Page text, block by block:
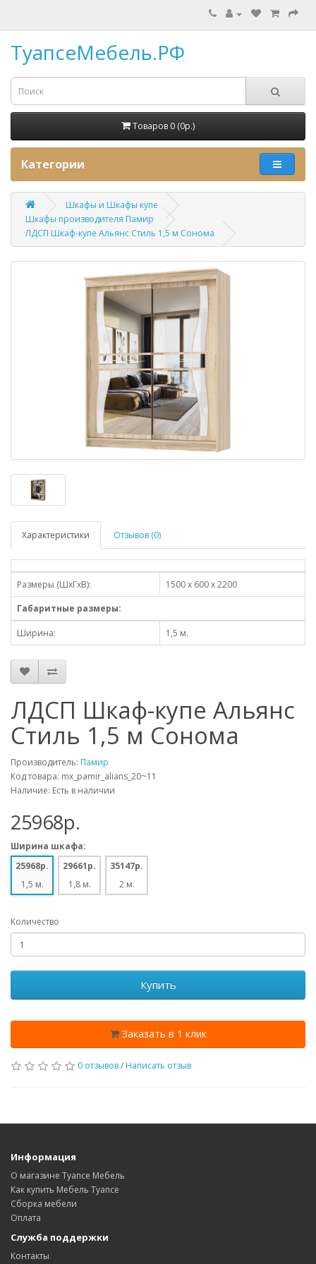
ТуапсеМебель.РФ
Товаров 0 (0p.)
Категории
Шкафы и Шкафы купе
Шкафы производителя Памир
ЛДСП Шкаф-купе Альянс Стиль 1,5 м Сонома
Характеристики Отзывов (0)
Размеры (ШхГхВ):
1500 x 600 x 2200
Габаритные размеры:
Ширина: 1,5 м.
ЛДСП Шкаф-купе Альянс
Стиль 1,5 м Сонома
Производитель: Памир
Код товара: mx_pamir_alians_20~11
Наличие: Есть в наличии
25968p.
Ширина шкафа:
25968p.
1,5 м.
29661p.
1,8 м.
35147p.
2 м.
Количество
Купить
Заказать в 1 клик
0 отзывов/ Написать отзыв
Информация
О магазине Туапсе Мебель
Как купить Мебель Туапсе
Сборка мебели
Оплата
Служба поддержки
Контакты